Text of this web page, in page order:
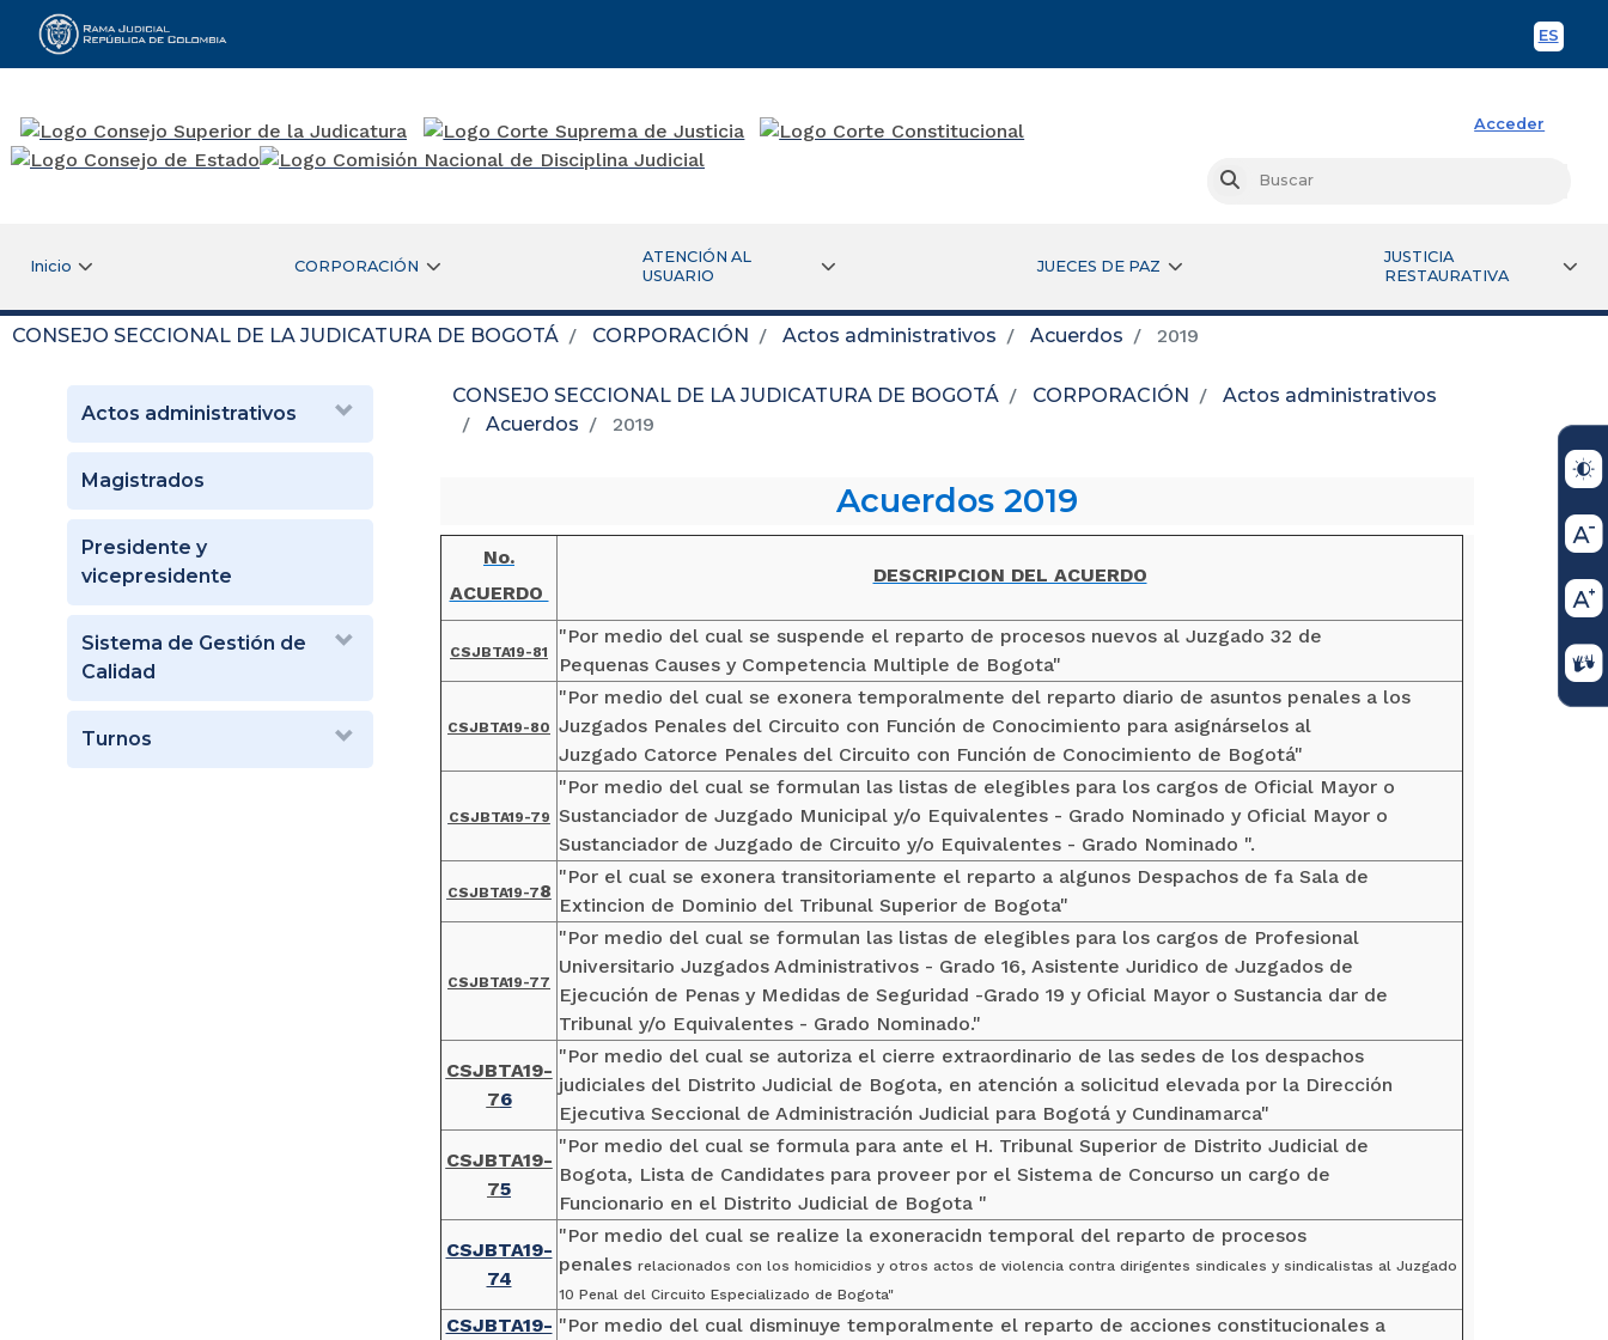
ES
Rama Judicial
Acceder
Buscar
Inicio CORPORACIÓN
ATENCIÓN AL
USUARIO
JUECES DE PAZ
JUSTICIA
RESTAURATIVA
CONSEJO SECCIONAL DE LA JUDICATURA DE BOGOTÁ CORPORACIÓN Actos administrativos Acuerdos 2019
Actos administrativos
Magistrados
Presidente y
vicepresidente
Sistema de Gestión de
Calidad
Turnos
CONSEJO SECCIONAL DE LA JUDICATURA DE BOGOTÁ CORPORACIÓN
Actos administrativos
Acuerdos
2019
Acuerdos 2019
No.
ACUERDO
DESCRIPCION DEL ACUERDO
CSJBTA19-81
"Por medio del cual se suspende el reparto de procesos nuevos al Juzgado 32 de
Pequenas Causes y Competencia Multiple de Bogota"
CSJBTA19-80
"Por medio del cual se exonera temporalmente del reparto diario de asuntos penales a los
Juzgados Penales del Circuito con Función de Conocimiento para asignárselos al
Juzgado Catorce Penales del Circuito con Función de Conocimiento de Bogotá"
CSJBTA19-79
"Por medio del cual se formulan las listas de elegibles para los cargos de Oficial Mayor o
Sustanciador de Juzgado Municipal y/o Equivalentes - Grado Nominado y Oficial Mayor o
Sustanciador de Juzgado de Circuito y/o Equivalentes - Grado Nominado ".
CSJBTA19-78
"Por el cual se exonera transitoriamente el reparto a algunos Despachos de fa Sala de
Extincion de Dominio del Tribunal Superior de Bogota"
CSJBTA19-77
"Por medio del cual se formulan las listas de elegibles para los cargos de Profesional
Universitario Juzgados Administrativos - Grado 16, Asistente Juridico de Juzgados de
Ejecución de Penas y Medidas de Seguridad -Grado 19 y Oficial Mayor o Sustancia dar de
Tribunal y/o Equivalentes - Grado Nominado."
CSJBTA19-
76
"Por medio del cual se autoriza el cierre extraordinario de las sedes de los despachos
judiciales del Distrito Judicial de Bogota, en atención a solicitud elevada por la Dirección
Ejecutiva Seccional de Administración Judicial para Bogotá y Cundinamarca"
CSJBTA19-
75
"Por medio del cual se formula para ante el H. Tribunal Superior de Distrito Judicial de
Bogota, Lista de Candidates para proveer por el Sistema de Concurso un cargo de
Funcionario en el Distrito Judicial de Bogota "
CSJBTA19-
74
"Por medio del cual se realize la exoneracidn temporal del reparto de procesos
penales relacionados con los homicidios y otros actos de violencia contra dirigentes sindicales y sindicalistas al Juzgado
10 Penal del Circuito Especializado de Bogota"
CSJBTA19- "Por medio del cual disminuye temporalmente el reparto de acciones constitucionales a